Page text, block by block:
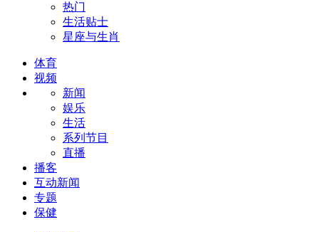
热门
生活贴士
星座与生肖
体育
视频
新闻
娱乐
生活
系列节目
直播
播客
互动新闻
专题
保健